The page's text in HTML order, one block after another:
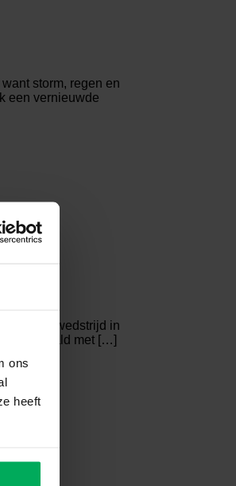
ons
heeft
storm, regen en
een vernieuwde
eerste wedstrijd in
gevoetbald met […]